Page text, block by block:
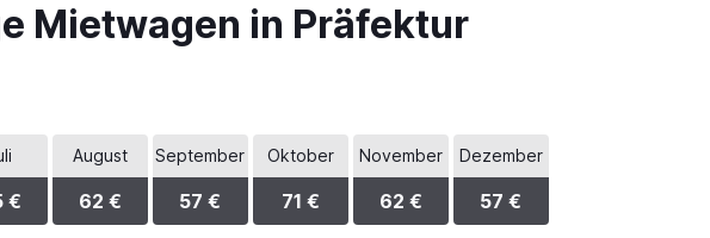
Mietwagen in Präfektur
€
August
62 €
September
57 €
Oktober
71 €
November
62 €
Dezember
57 €